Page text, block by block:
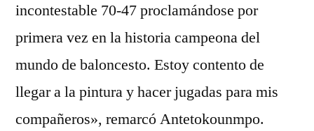
incontestable 70-47 proclamándose por
primera vez en la historia campeona del
mundo de baloncesto. Estoy contento de
llegar a la pintura y hacer jugadas para mis
compañeros», remarcó Antetokounmpo.